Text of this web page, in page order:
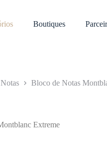
Boutiques
Bloco de Notas
Extreme